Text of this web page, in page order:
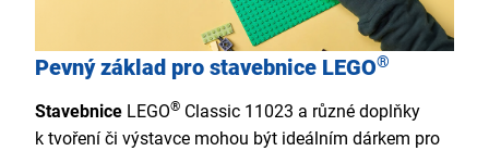
Pevný základ pro stavebnice LEGO®
Stavebnice LEGO® Classic 11023 a různé doplňky
k tvoření či výstavce mohou být ideálním dárkem pro